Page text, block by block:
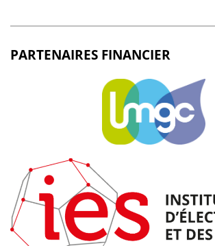
PARTENAIRES FINANCIER